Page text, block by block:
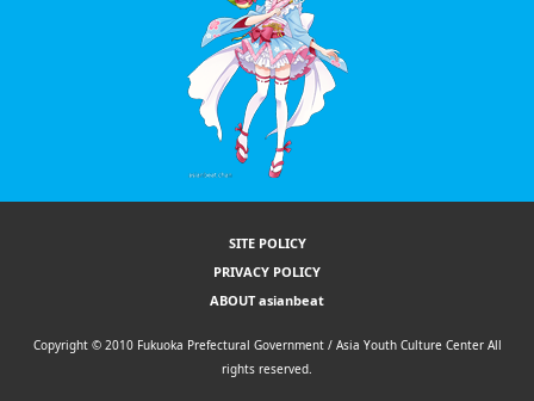
SITE POLICY
PRIVACY POLICY
ABOUT asianbeat
Copyright © 2010 Fukuoka Prefectural Government / Asia Youth Culture Center All
rights reserved.